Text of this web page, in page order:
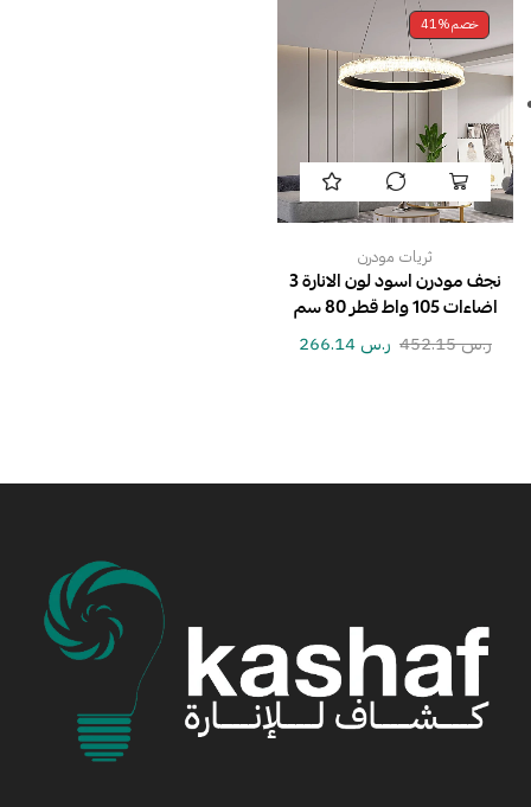
خصم41%
ثريات مودرن
نجف مودرن اسود لون الانارة 3
اضاءات 105 واط قطر 80 سم
ر.س452.15 ر.س